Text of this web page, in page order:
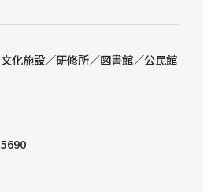
文化施設／研修所／図書館／公民館
5690